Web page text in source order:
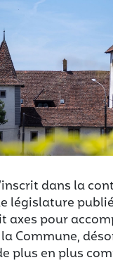
dans la
législature
axes pour
Commune,
plus en plus